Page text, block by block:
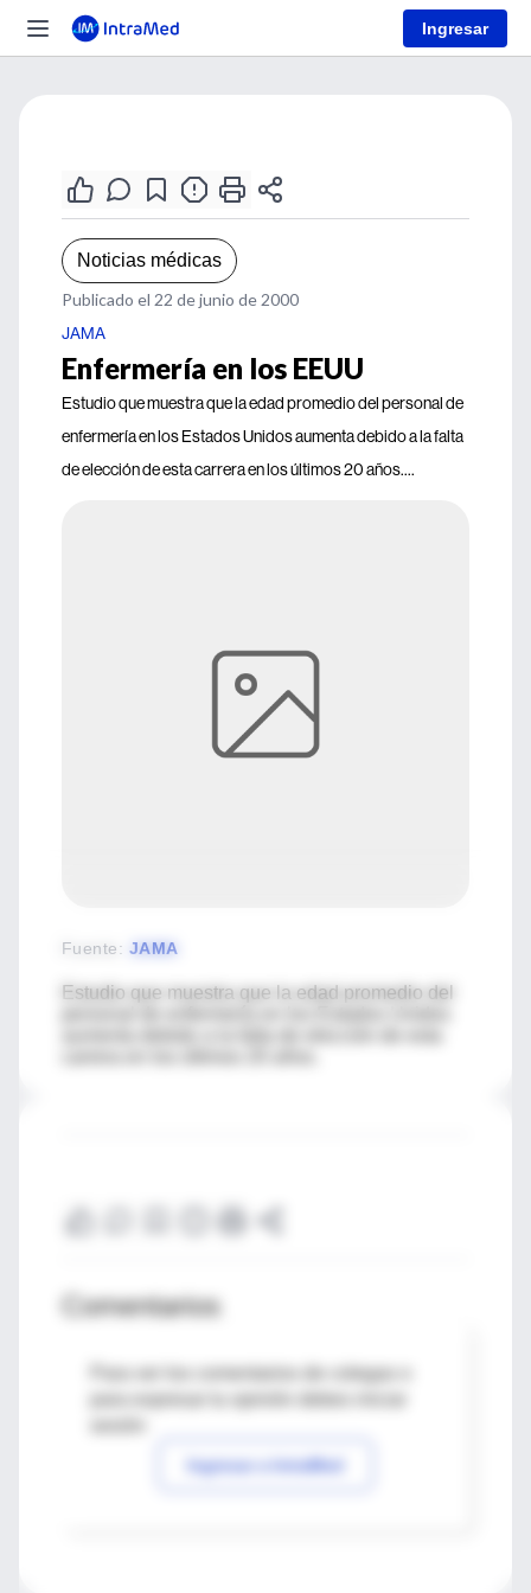
Ingresar
Noticias médicas
Publicado el 22 de junio de 2000
JAMA
Enfermería en los EEUU
Estudio que muestra que la edad promedio del personal de
enfermería en los Estados Unidos aumenta debido a la falta
de elección de esta carrera en los últimos 20 años....
Fuente: JAMA
Estudio que muestra que la edad promedio del
Comentarios
Para ver los comentarios de colegas o
Ingresar a IntraMed